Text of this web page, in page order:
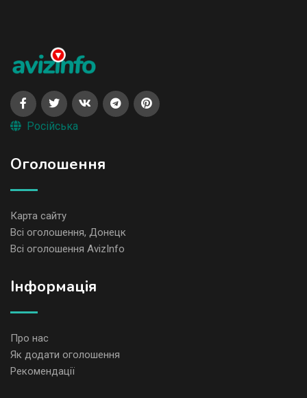
Російська
Оголошення
Карта сайту
Всі оголошення, Донецк
Всі оголошення AvizInfo
Iнформація
Про нас
Як додати оголошення
Рекомендації